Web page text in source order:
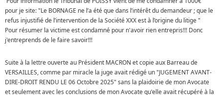
pour je site: "Le BORNAGE ne l’a été que dans l’intérêt du demandeur ; que le
refus injustifié de l’intervention de la Société XXX est à l’origine du litige "
Pour résumer la victime est condamné pour n'avoir rien entrepris!!! Donc
j'entreprends de le faire savoir!!!
Suite à la lettre ouverte au Président MACRON et copie aux Barreau de
VERSAILLES, comme par miracle la juge avait rédigé un "JUGEMENT AVANT-
DIRE-DROIT RENDU LE 06 Octobre 2025" sans la plaidoirie de mon Avocate
et seulement avec les conclusions de mon Avocate qu'elle avait récupéré à la